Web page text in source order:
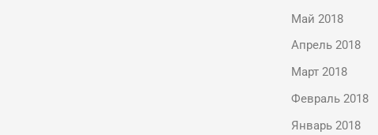
Май 2018
Апрель 2018
Март 2018
Февраль 2018
Январь 2018